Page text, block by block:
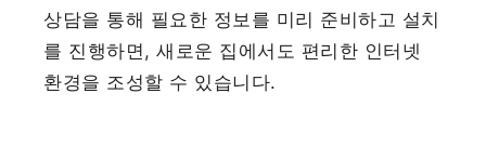
상담을 통해 필요한 정보를 미리 준비하고 설치
를 진행하면, 새로운 집에서도 편리한 인터넷
환경을 조성할 수 있습니다.